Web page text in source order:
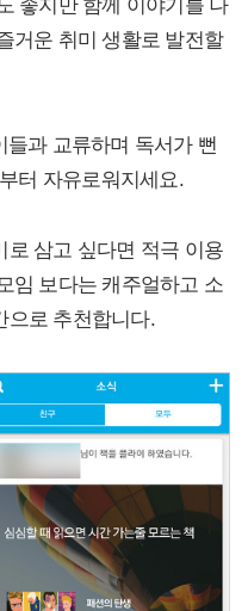
좋지만 함께 이야기를 나
거운 취미 생활로 발전할
들과 교류하며 독서가 뻔
터 자유로워지세요.
로 삼고 싶다면 적극 이용
임 보다는 캐주얼하고 소
으로 추천합니다.